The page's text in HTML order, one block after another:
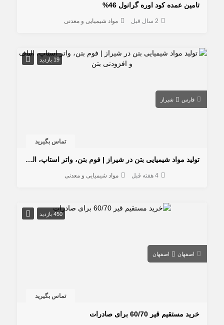
تامین عمده کود اوره گرانول 46%
2 سال قبل مواد شیمیایی و معدنی
19 بازدید
فارس شیراز
تماس بگیرید
تولید مواد شیمیایی بتن در شیراز | فوم بتن، واتر استاپ، الیاف و افزودنی بتن
4 هفته قبل مواد شیمیایی و معدنی
450 بازدید
اصفهان اصفهان
تماس بگیرید
خرید مستقیم قیر 60/70 برای صادرات